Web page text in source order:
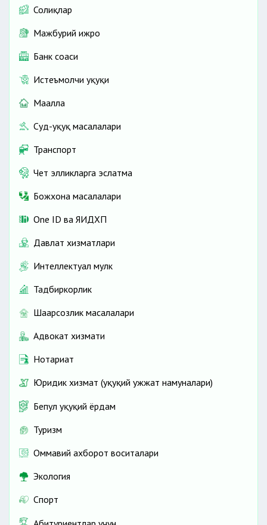
Солиқлар
Мажбурий ижро
Банк соҳаси
Истеъмолчи ҳуқуқи
Маҳалла
Суд-ҳуқуқ масалалари
Транспорт
Чет элликларга эслатма
Божхона масалалари
One ID ва ЯИДХП
Давлат хизматлари
Интеллектуал мулк
Тадбиркорлик
Шаҳарсозлик масалалари
Адвокат хизмати
Нотариат
Юридик хизмат (ҳуқуқий ҳужжат намуналари)
Бепул ҳуқуқий ёрдам
Туризм
Оммавий ахборот воситалари
Экология
Спорт